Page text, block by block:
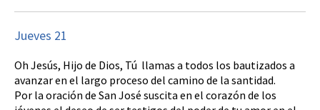
Jueves 21
Oh Jesús, Hijo de Dios, Tú llamas a todos los bautizados a
avanzar en el largo proceso del camino de la santidad.
Por la oración de San José suscita en el corazón de los